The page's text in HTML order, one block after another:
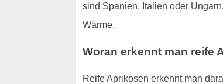
sind Spanien, Italien oder
Wärme.
Woran erkennt man reife
Reife Aprikosen erkennt man